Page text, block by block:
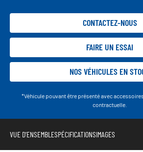
CONTACTEZ-NOUS
FAIRE UN ESSAI
NOS VÉHICULES EN
*Véhicule pouvant être présenté avec
contractuelle.
VUE D'ENSEMBLESPÉCIFICATIONSIMAGES